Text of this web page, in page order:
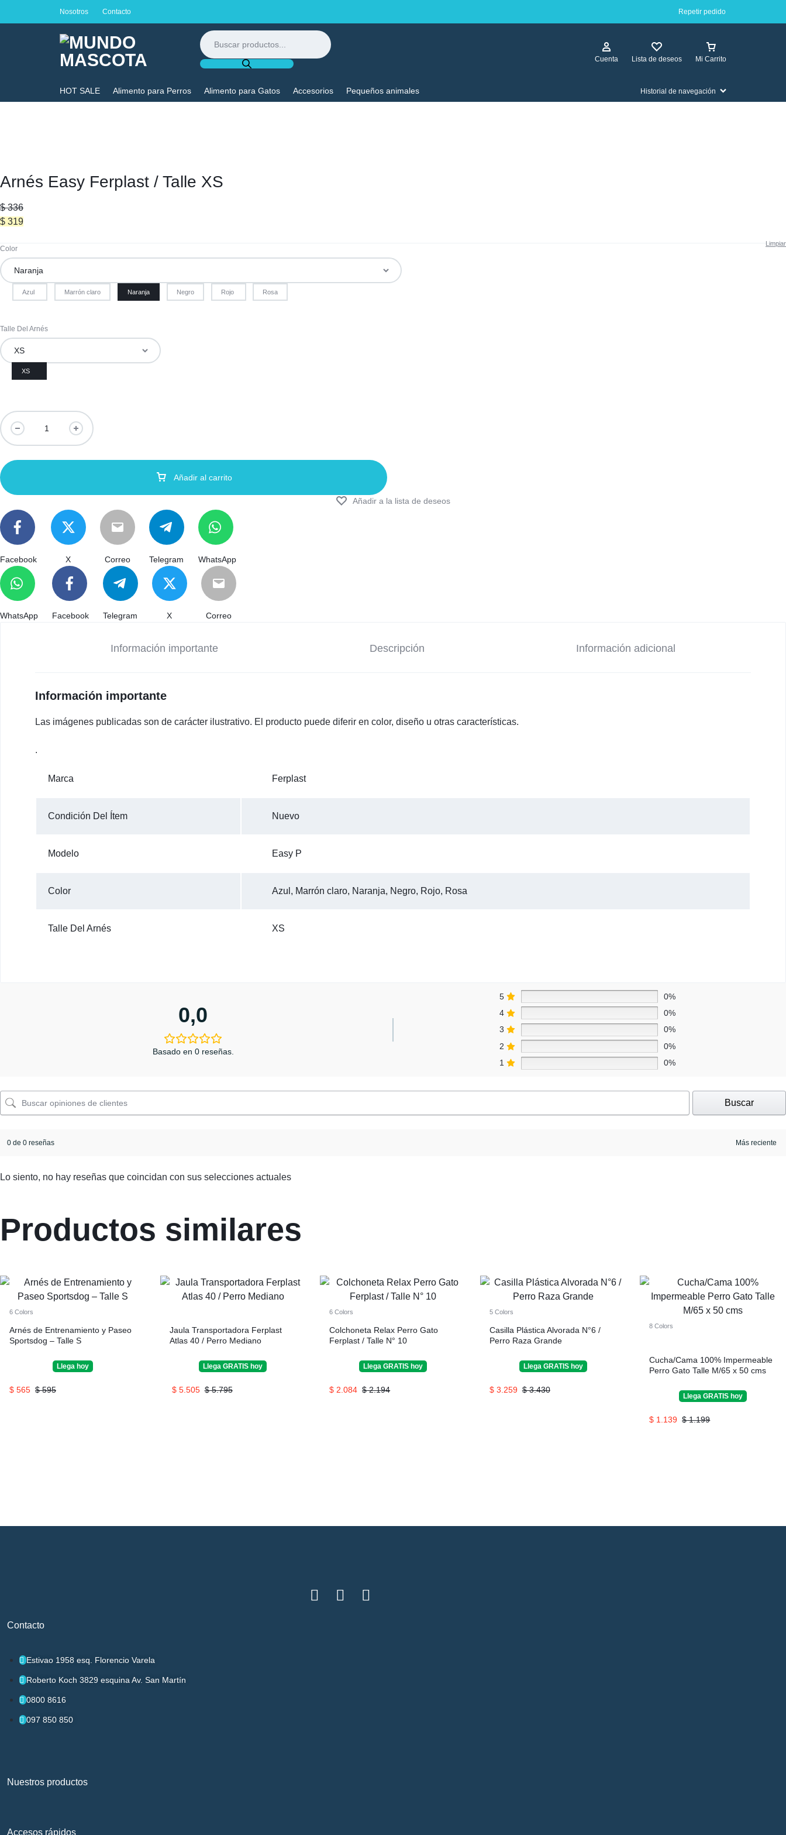
Nosotros Contacto Repetir pedido
MASCOTA
MEJOR
MASCOTA
Búsqueda
de
productos
Cuenta Lista de deseos Mi Carrito
HOT SALE Alimento para Perros Alimento para Gatos Accesorios Pequeños animales Historial de navegación
Arnés Easy Ferplast / Talle XS
$336
$ 319
Color
Azul Marrón claro Naranja Negro Rojo Rosa
Talle Del Arnés
XS
Limpiar
Arnés
Easy
Ferplast
Talle
XS
Añadir al carrito
Añadir a la lista de deseos
Facebook X Correo Telegram WhatsApp
WhatsApp Facebook Telegram X Correo
Información importante Descripción Información adicional
Información importante
Las imágenes publicadas son de carácter ilustrativo. El producto puede diferir en color, diseño u otras características.
.
Marca Ferplast
Condición Del Ítem Nuevo
Modelo Easy P
Color Azul, Marrón claro, Naranja, Negro, Rojo, Rosa
Talle Del Arnés XS
0,0
Basado en 0 reseñas.
5
0%
4
0%
3
0%
2
0%
1
0%
Buscar
0 de 0 reseñas
Lo siento, no hay reseñas que coincidan con sus selecciones actuales
Productos similares
6 Colors
Arnés de Entrenamiento y Paseo
Sportsdog – Talle S
Llega hoy
$595
$ 565
Jaula Transportadora Ferplast
Atlas 40 / Perro Mediano
LlegaGRATIS hoy
$5.795
$5.505
6 Colors
Colchoneta Relax Perro Gato
Ferplast / Talle N° 10
Llega GRATIS hoy
$2.194
$ 2.084
5 Colors
Casilla Plástica Alvorada N°6 /
Perro Raza Grande
Llega GRATIS hoy
$3.430
$3.259
8 Colors
Cucha/Cama 100% Impermeable
Perro Gato Talle M/65 x 50 cms
LlegaGRATIS hoy
$1.199
$ 1.139
Contacto
Estivao 1958 esq. Florencio Varela
Roberto Koch 3829 esquina Av. San Martín
0800 8616
097 850 850
Nuestros productos
Accesos rápidos